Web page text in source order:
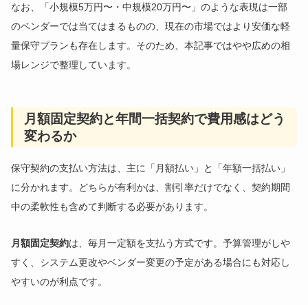
なお、「小規模5万円〜・中規模20万円〜」のような表現は一部
のベンダーでは当てはまるものの、現在の市場ではより安価な軽
量保守プランも存在します。そのため、本記事ではやや広めの相
場レンジで整理しています。
月額固定契約と年間一括契約で費用感はどう
変わるか
保守契約の支払い方法は、主に「月額払い」と「年額一括払い」
に分かれます。どちらが有利かは、割引率だけでなく、契約期間
中の柔軟性も含めて判断する必要があります。
月額固定契約は、毎月一定額を支払う方式です。予算管理がしや
すく、システム更改やベンダー変更の予定がある場合にも対応し
やすいのが利点です。